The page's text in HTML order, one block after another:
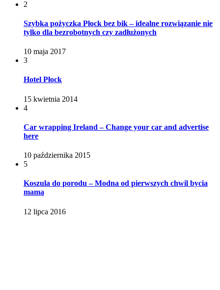
2
Szybka pożyczka Płock bez bik – idealne rozwiązanie nie
tylko dla bezrobotnych czy zadłużonych
10 maja 2017
3
Hotel Płock
15 kwietnia 2014
4
Car wrapping Ireland – Change your car and advertise
here
10 października 2015
5
Koszula do porodu – Modna od pierwszych chwil bycia
mamą
12 lipca 2016